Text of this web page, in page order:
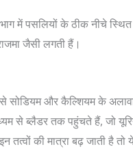
में पसलियों के ठीक नीचे
जैसी लगती हैं।
सोडियम और कैल्शियम के
से ब्लैडर तक पहुंचते हैं, जो
की मात्रा बढ़ जाती है तो
जैसे सहिष्णु देश में :
में मेरी एक हाइ एण्ड
कुवैत में रहता है।